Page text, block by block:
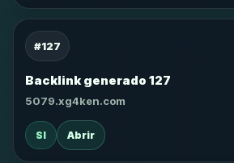
#127
Backlink generado 127
5079.xg4ken.com
SI Abrir